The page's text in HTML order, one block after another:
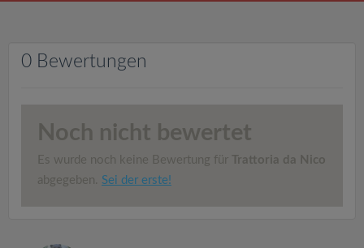
0 Bewertungen
Noch nicht bewertet
Es wurde noch keine Bewertung für
Trattoria da Nico
abgegeben. Sei der erste!